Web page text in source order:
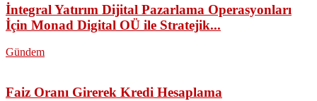
İntegral Yatırım Dijital Pazarlama Operasyonları
İçin Monad Digital OÜ ile Stratejik...
Gündem
Faiz Oranı Girerek Kredi Hesaplama